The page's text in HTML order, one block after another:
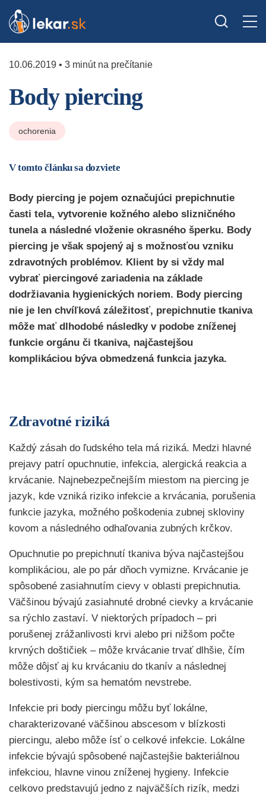
10.06.2019 • 3 minút na prečítanie
Body piercing
ochorenia
V tomto článku sa dozviete
Body piercing je pojem označujúci prepichnutie
časti tela, vytvorenie kožného alebo slizničného
tunela a následné vloženie okrasného šperku. Body
piercing je však spojený aj s možnosťou vzniku
zdravotných problémov. Klient by si vždy mal
vybrať piercingové zariadenia na základe
dodržiavania hygienických noriem. Body piercing
nie je len chvíľková záležitosť, prepichnutie tkaniva
môže mať dlhodobé následky v podobe zníženej
funkcie orgánu či tkaniva, najčastejšou
komplikáciou býva obmedzená funkcia jazyka.
Zdravotné riziká
Každý zásah do ľudského tela má riziká. Medzi hlavné
prejavy patrí opuchnutie, infekcia, alergická reakcia a
krvácanie. Najnebezpečnejším miestom na piercing je
jazyk, kde vzniká riziko infekcie a krvácania, porušenia
funkcie jazyka, možného poškodenia zubnej skloviny
kovom a následného odhaľovania zubných krčkov.
Opuchnutie po prepichnutí tkaniva býva najčastejšou
komplikáciou, ale po pár dňoch vymizne. Krvácanie je
spôsobené zasiahnutím cievy v oblasti prepichnutia.
Väčšinou bývajú zasiahnuté drobné cievky a krvácanie
sa rýchlo zastaví. V niektorých prípadoch – pri
porušenej zrážanlivosti krvi alebo pri nižšom počte
krvných doštičiek – môže krvácanie trvať dlhšie, čím
môže dôjsť aj ku krvácaniu do tkanív a následnej
bolestivosti, kým sa hematóm nevstrebe.
Infekcie pri body piercingu môžu byť lokálne,
charakterizované väčšinou abscesom v blízkosti
piercingu, alebo môže ísť o celkové infekcie. Lokálne
infekcie bývajú spôsobené najčastejšie bakteriálnou
infekciou, hlavne vinou zníženej hygieny. Infekcie
celkovo predstavujú jedno z najväčších rizík, medzi